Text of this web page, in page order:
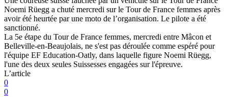
Noemi Rüegg a chuté mercredi sur le Tour de France femmes après
avoir été heurtée par une moto de l’organisation. Le pilote a été
sanctionné.
La 5e étape du Tour de France femmes, mercredi entre Mâcon et
Belleville-en-Beaujolais, ne s'est pas déroulée comme espéré pour
l'équipe EF Education-Oatly, dans laquelle figure Noemi Rüegg,
l'une des deux seules Suissesses engagées sur l'épreuve.
L’article
0
0